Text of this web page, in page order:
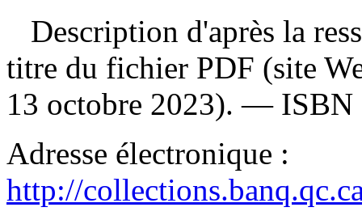
Description d'après la
titre du fichier PDF (site
13 octobre 2023). — ISBN
Adresse électronique :
http://